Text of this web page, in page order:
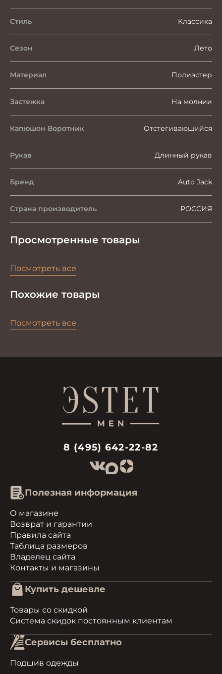
Стиль Классика
Сезон Лето
Материал Полиэстер
Застежка На молнии
Капюшон Воротник Отстегивающийся
Рукав Длинный рукав
Бренд Auto Jack
Страна производитель РОССИЯ
Просмотренные товары
Посмотреть все
Похожие товары
Посмотреть все
8 (495) 642-22-82
Полезная информация
О магазине
Возврат и гарантии
Правила сайта
Таблица размеров
Владелец сайта
Контакты и магазины
Купить дешевле
Товары со скидкой
Система скидок постоянным клиентам
Сервисы бесплатно
Подшив одежды